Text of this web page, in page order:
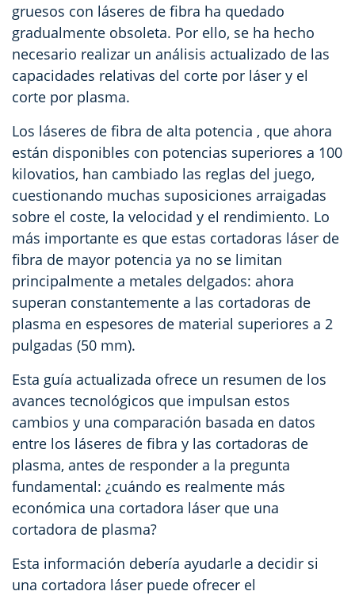
gruesos con láseres de fibra ha quedado
gradualmente obsoleta. Por ello, se ha hecho
necesario realizar un análisis actualizado de las
capacidades relativas del corte por láser y el
corte por plasma.
Los láseres de fibra de alta potencia , que ahora
están disponibles con potencias superiores a 100
kilovatios, han cambiado las reglas del juego,
cuestionando muchas suposiciones arraigadas
sobre el coste, la velocidad y el rendimiento. Lo
más importante es que estas cortadoras láser de
fibra de mayor potencia ya no se limitan
principalmente a metales delgados: ahora
superan constantemente a las cortadoras de
plasma en espesores de material superiores a 2
pulgadas (50 mm).
Esta guía actualizada ofrece un resumen de los
avances tecnológicos que impulsan estos
cambios y una comparación basada en datos
entre los láseres de fibra y las cortadoras de
plasma, antes de responder a la pregunta
fundamental: ¿cuándo es realmente más
económica una cortadora láser que una
cortadora de plasma?
Esta información debería ayudarle a decidir si
una cortadora láser puede ofrecer el